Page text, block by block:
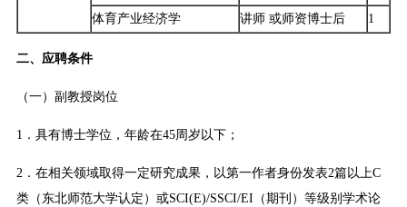
体育产业经济学 讲师 或师资博士后 1
二、应聘条件
（一）副教授岗位
1．具有博士学位，年龄在45周岁以下；
2．在相关领域取得一定研究成果，以第一作者身份发表2篇以上C
类（东北师范大学认定）或SCI(E)/SSCI/EI（期刊）等级别学术论